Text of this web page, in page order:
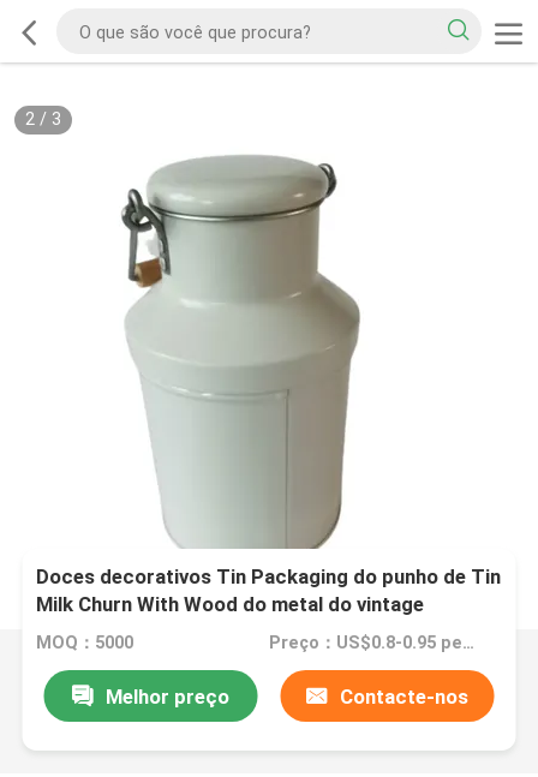
2/ 3
Doces decorativos Tin Packaging do punho de Tin
Milk Churn With Wood do metal do vintage
MOQ：5000 Preço：US$0.8-0.95 per piece
Melhor preço Contacte-nos